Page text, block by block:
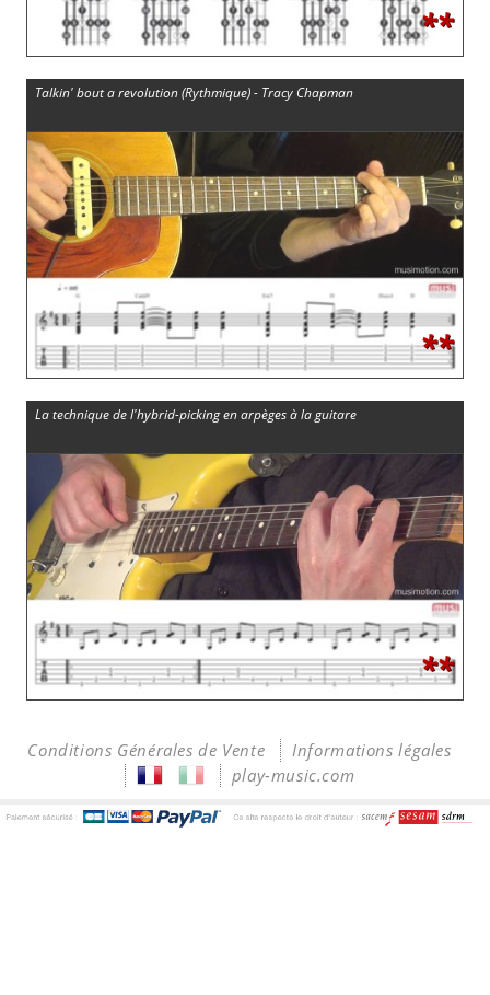
**
Talkin' bout a revolution (Rythmique) - Tracy Chapman
**
La technique de l'hybrid-picking en arpèges à la guitare
**
Conditions Générales de Vente
Informations légales
play-music.com